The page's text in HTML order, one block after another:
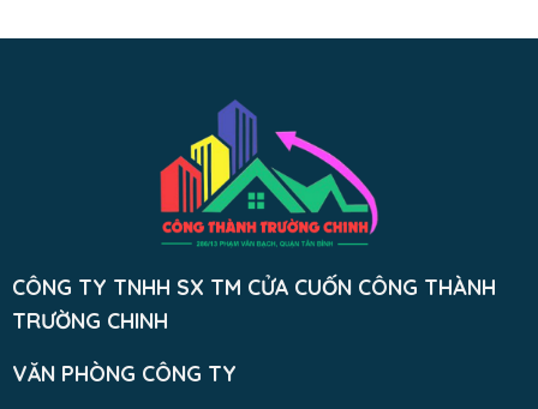
CÔNG TY TNHH SX TM CỬA CUỐN CÔNG THÀNH
TRƯỜNG CHINH
VĂN PHÒNG CÔNG TY